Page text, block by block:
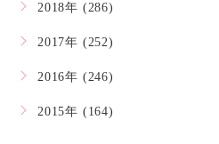
2018年 (286)
2017年 (252)
2016年 (246)
2015年 (164)